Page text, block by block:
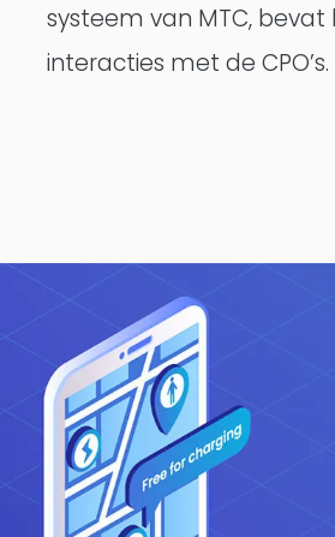
systeem van MTC,
interacties met de CPO’s.